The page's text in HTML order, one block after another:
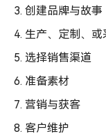
3. 创建品牌与故事
4. 生产、定制、
5. 选择销售渠道
6. 准备素材
7. 营销与获客
8. 客户维护